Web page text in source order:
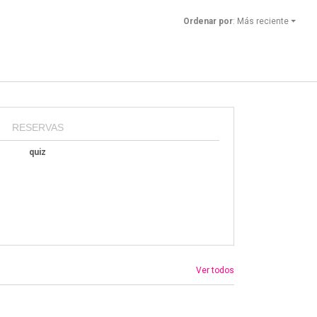
Ordenar por: Más reciente
RESERVAS
quiz
Ver todos